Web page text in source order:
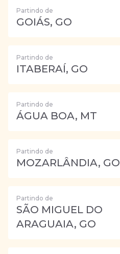
Partindo de
GOIÁS, GO
Partindo de
ITABERAÍ, GO
Partindo de
ÁGUA BOA, MT
Partindo de
MOZARLÂNDIA, GO
Partindo de
SÃO MIGUEL DO
ARAGUAIA, GO